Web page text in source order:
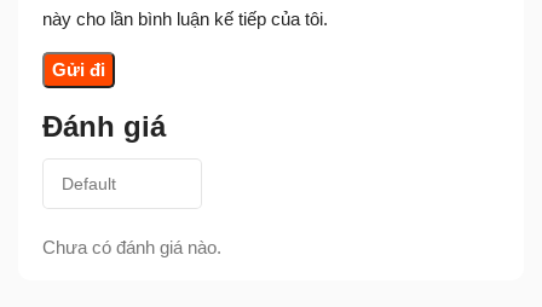
Đánh giá
Chưa có đánh giá nào.
này cho lần bình luận kế tiếp của tôi.